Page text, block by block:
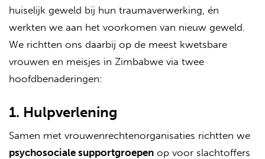
huiselijk geweld bij hun traumaverwerking, én
werkten we aan het voorkomen van nieuw geweld.
We richtten ons daarbij op de meest kwetsbare
vrouwen en meisjes in Zimbabwe via twee
hoofdbenaderingen:
1. Hulpverlening
Samen met vrouwenrechtenorganisaties richtten we
psychosociale supportgroepenop voor slachtoffers